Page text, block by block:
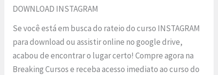
DOWNLOAD INSTAGRAM
Se você está em busca do rateio do curso INSTAGRAM
para download ou assistir online no google drive,
acabou de encontrar o lugar certo! Compre agora na
Breaking Cursos e receba acesso imediato ao curso do